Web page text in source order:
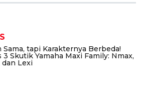
Sama, tapi Karakternya Berbeda!
3 Skutik Yamaha Maxi Family: Nmax,
dan Lexi